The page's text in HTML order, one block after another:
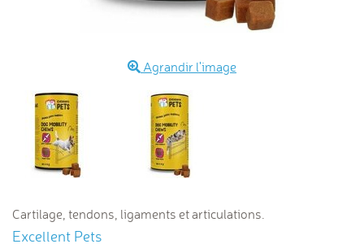
Agrandir l'image
Cartilage, tendons, ligaments et articulations.
Excellent Pets